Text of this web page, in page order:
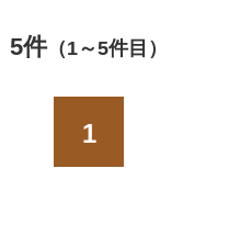
5件（1～5件目）
1